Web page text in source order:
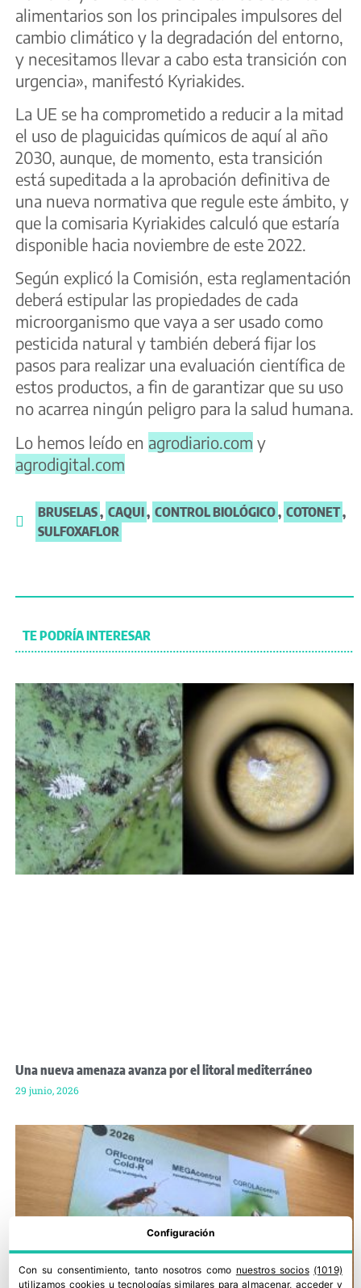
alimentarios son los principales impulsores del
cambio climático y la degradación del entorno,
y necesitamos llevar a cabo esta transición con
urgencia», manifestó Kyriakides.
La UE se ha comprometido a reducir a la mitad
el uso de plaguicidas químicos de aquí al año
2030, aunque, de momento, esta transición
está supeditada a la aprobación definitiva de
una nueva normativa que regule este ámbito, y
que la comisaria Kyriakides calculó que estaría
disponible hacia noviembre de este 2022.
Según explicó la Comisión, esta reglamentación
deberá estipular las propiedades de cada
microorganismo que vaya a ser usado como
pesticida natural y también deberá fijar los
pasos para realizar una evaluación científica de
estos productos, a fin de garantizar que su uso
no acarrea ningún peligro para la salud humana.
Lo hemos leído en agrodiario.com y
agrodigital.com
BRUSELAS, CAQUI, CONTROL BIOLÓGICO, COTONET,
SULFOXAFLOR
TE PODRÍA INTERESAR
Una nueva amenaza avanza por el litoral mediterráneo
29 junio, 2026
Configuración
Con su consentimiento, tanto nosotros como nuestros socios (1019)
utilizamos cookies u tecnologías similares para almacenar, acceder y